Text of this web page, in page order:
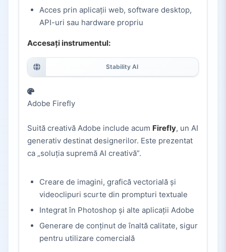
Acces prin aplicații web, software desktop,
API-uri sau hardware propriu
Accesați instrumentul:
Stability AI
Adobe Firefly
Suită creativă Adobe include acum Firefly, un AI
generativ destinat designerilor. Este prezentat
ca „soluția supremă AI creativă”.
Creare de imagini, grafică vectorială și
videoclipuri scurte din prompturi textuale
Integrat în Photoshop și alte aplicații Adobe
Generare de conținut de înaltă calitate, sigur
pentru utilizare comercială